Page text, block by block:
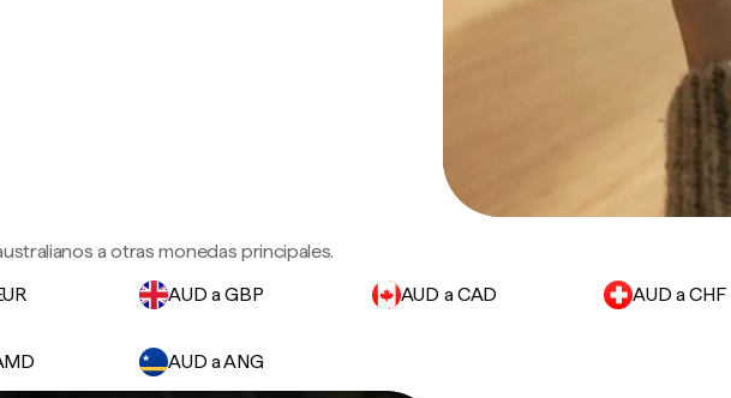
a otras monedas principales.
AUD a GBP AUD a CAD AUD a CHF
AUD a ANG